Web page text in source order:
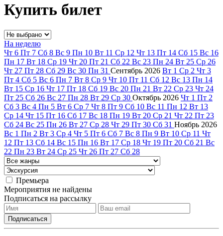
Купить билет
На неделю
Чт 6 Пт 7 Сб 8 Вс 9 Пн 10 Вт 11 Ср 12 Чт 13 Пт 14 Сб 15 Вс 16
Пн 17 Вт 18 Ср 19 Чт 20 Пт 21 Сб 22 Вс 23 Пн 24 Вт 25 Ср 26
Чт 27 Пт 28 Сб 29 Вс 30 Пн 31 Сентябрь 2026 Вт 1 Ср 2 Чт 3
Пт 4 Сб 5 Вс 6 Пн 7 Вт 8 Ср 9 Чт 10 Пт 11 Сб 12 Вс 13 Пн 14
Вт 15 Ср 16 Чт 17 Пт 18 Сб 19 Вс 20 Пн 21 Вт 22 Ср 23 Чт 24
Пт 25 Сб 26 Вс 27 Пн 28 Вт 29 Ср 30 Октябрь 2026 Чт 1 Пт 2
Сб 3 Вс 4 Пн 5 Вт 6 Ср 7 Чт 8 Пт 9 Сб 10 Вс 11 Пн 12 Вт 13
Ср 14 Чт 15 Пт 16 Сб 17 Вс 18 Пн 19 Вт 20 Ср 21 Чт 22 Пт 23
Сб 24 Вс 25 Пн 26 Вт 27 Ср 28 Чт 29 Пт 30 Сб 31 Ноябрь 2026
Вс 1 Пн 2 Вт 3 Ср 4 Чт 5 Пт 6 Сб 7 Вс 8 Пн 9 Вт 10 Ср 11 Чт
12 Пт 13 Сб 14 Вс 15 Пн 16 Вт 17 Ср 18 Чт 19 Пт 20 Сб 21 Вс
22 Пн 23 Вт 24 Ср 25 Чт 26 Пт 27 Сб 28
Премьера
Мероприятия не найдены
Подписаться на рассылку